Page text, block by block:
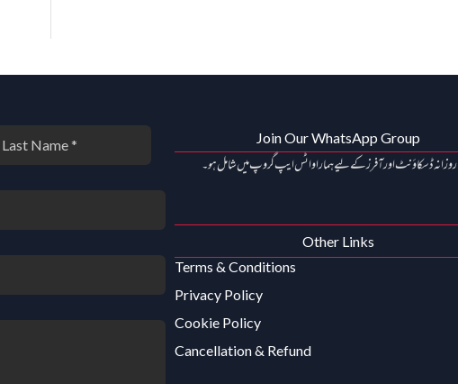
Join Our WhatsApp Group
روزانہ ڈسکاؤنٹ اور آفرز کے لیے ہمارا واٹس ایپ گروپ میں شامل ہو۔
Other Links
Terms & Conditions
Privacy Policy
Cookie Policy
Cancellation & Refund